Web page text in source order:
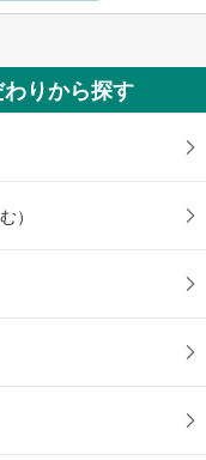
りから探す
）